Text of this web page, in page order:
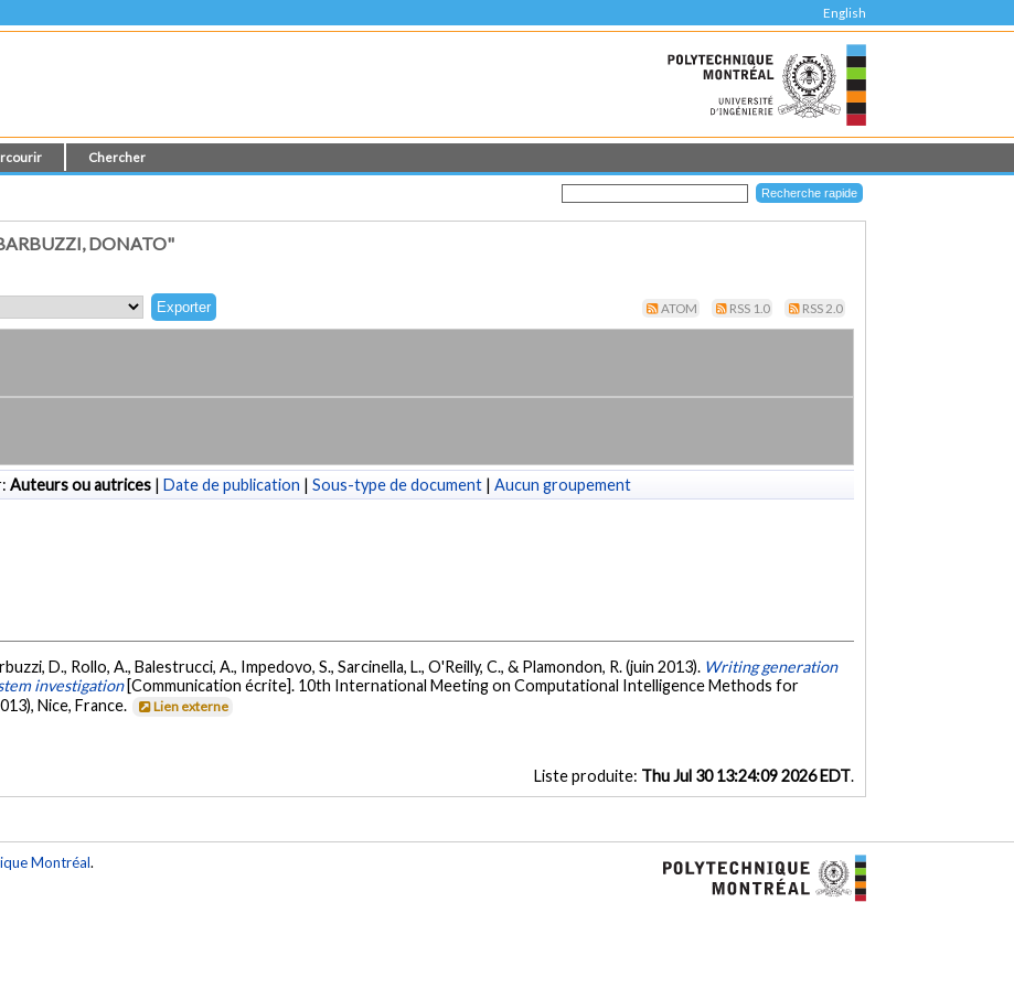
English
Chercher
DONATO"
ATOM RSS 1.0 RSS 2.0
Auteurs ou autrices | Date de publication | Sous-type de document | Aucun groupement
D., Rollo, A., Balestrucci, A., Impedovo, S., Sarcinella, L., O'Reilly, C., & Plamondon, R. (juin 2013). Writing generation
investigation [Communication écrite]. 10th International Meeting on Computational Intelligence Methods for
Nice, France.
Lien externe
Liste produite: Thu Jul 30 13:24:09 2026 EDT.
Montréal.